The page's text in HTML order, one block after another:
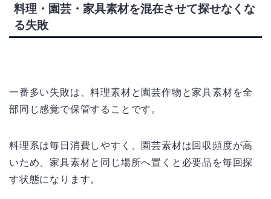
料理・園芸・家具素材を混在させて探せなくな
る失敗
一番多い失敗は、料理素材と園芸作物と家具素材を全
部同じ感覚で保管することです。
料理系は毎日消費しやすく、園芸素材は回収頻度が高
いため、家具素材と同じ場所へ置くと必要品を毎回探
す状態になります。